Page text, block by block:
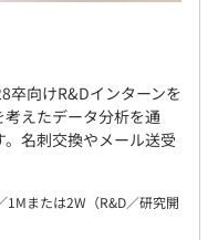
向けR&Dインターンを
えたデータ分析を通
名刺交換やメール送受
または2W（R&D／研究開